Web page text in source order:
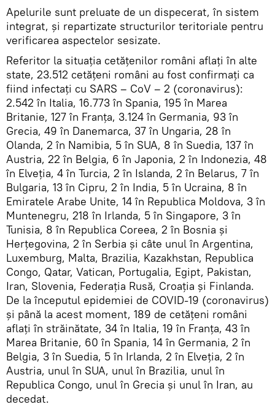
Apelurile sunt preluate de un dispecerat, în sistem
integrat, și repartizate structurilor teritoriale pentru
verificarea aspectelor sesizate.
Referitor la situația cetățenilor români aflați în alte
state, 23.512 cetățeni români au fost confirmați ca
fiind infectați cu SARS – CoV – 2 (coronavirus):
2.542 în Italia, 16.773 în Spania, 195 în Marea
Britanie, 127 în Franța, 3.124 în Germania, 93 în
Grecia, 49 în Danemarca, 37 în Ungaria, 28 în
Olanda, 2 în Namibia, 5 în SUA, 8 în Suedia, 137 în
Austria, 22 în Belgia, 6 în Japonia, 2 în Indonezia, 48
în Elveția, 4 în Turcia, 2 în Islanda, 2 în Belarus, 7 în
Bulgaria, 13 în Cipru, 2 în India, 5 în Ucraina, 8 în
Emiratele Arabe Unite, 14 în Republica Moldova, 3 în
Muntenegru, 218 în Irlanda, 5 în Singapore, 3 în
Tunisia, 8 în Republica Coreea, 2 în Bosnia și
Herțegovina, 2 în Serbia și câte unul în Argentina,
Luxemburg, Malta, Brazilia, Kazakhstan, Republica
Congo, Qatar, Vatican, Portugalia, Egipt, Pakistan,
Iran, Slovenia, Federația Rusă, Croația și Finlanda.
De la începutul epidemiei de COVID-19 (coronavirus)
și până la acest moment, 189 de cetățeni români
aflați în străinătate, 34 în Italia, 19 în Franța, 43 în
Marea Britanie, 60 în Spania, 14 în Germania, 2 în
Belgia, 3 în Suedia, 5 în Irlanda, 2 în Elveția, 2 în
Austria, unul în SUA, unul în Brazilia, unul în
Republica Congo, unul în Grecia și unul în Iran, au
decedat.